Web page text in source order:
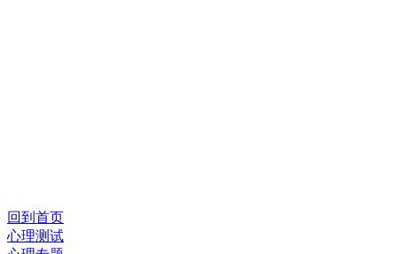
回到首页
心理测试